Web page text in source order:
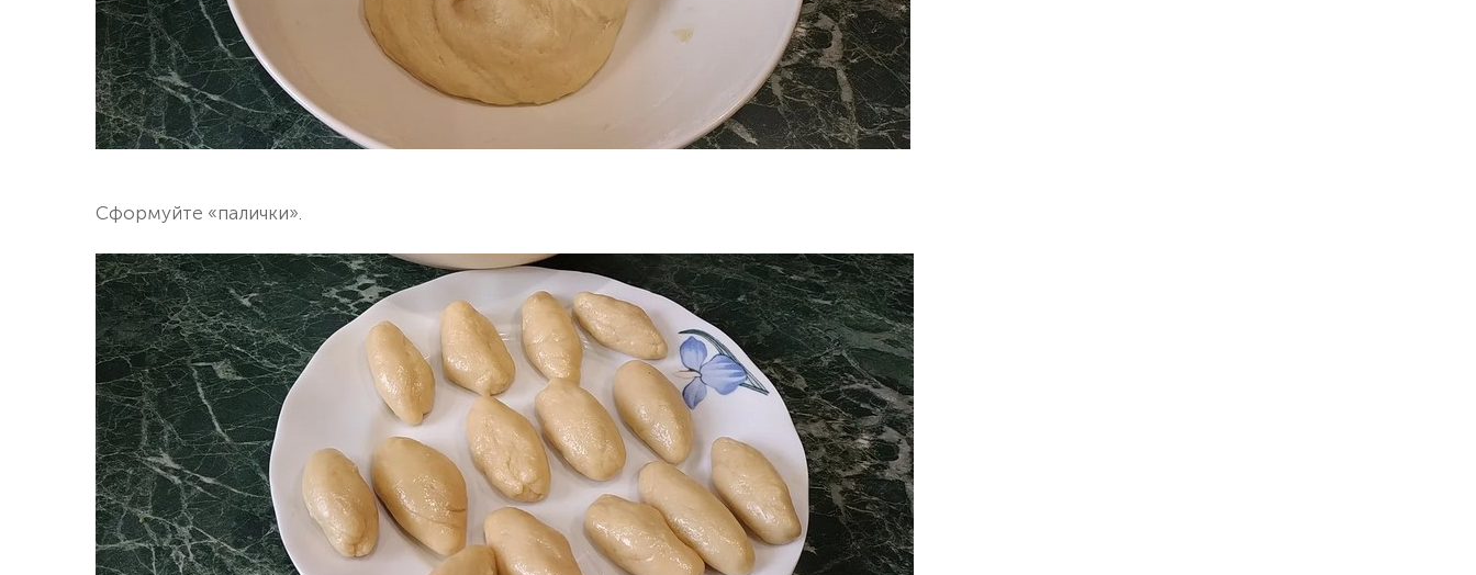
Сформуйте «палички».